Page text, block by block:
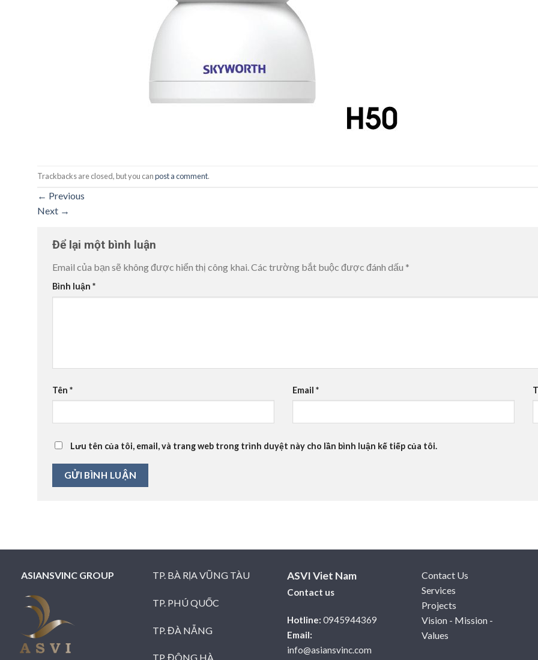
Trackbacks are closed, but you canpost a comment.
← Previous
Next →
Để lại một bình luận
Email của bạn sẽ không được hiển thị công khai.Các trường bắt buộc được đánh dấu *
Bình luận *
Tên * Email *
Lưu tên của tôi, email, và trang web trong trình duyệt này cho lần bình luận kế tiếp của tôi.
ASIANSVINC GROUP TP. BÀ RỊA VŨNG TÀU
TP. PHÚ QUỐC
TP. ĐÀ NẴNG
TP. ĐÔNG HÀ
ASVI Viet Nam
Contact us
Hotline: 0945944369
Email:
info@asiansvinc.com
Contact Us
Services
Projects
Vision - Mission -
Values